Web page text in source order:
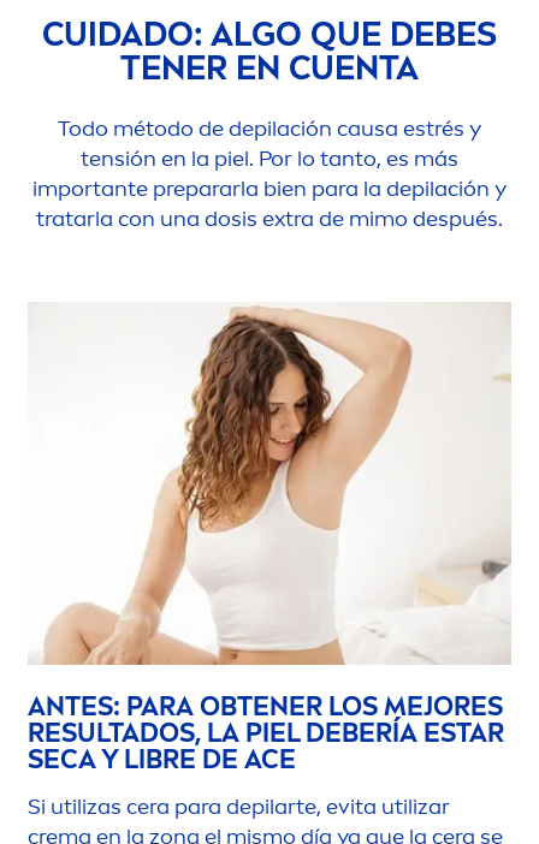
CUIDADO: ALGO QUE DEBES
TENER EN CUENTA
Todo método de depilación causa estrés y
tensión en la piel. Por lo tanto, es más
importante prepararla bien para la depilación y
tratarla con una dosis extra de mimo después.
ANTES: PARA OBTENER LOS MEJORES
RESULTADOS, LA PIEL DEBERÍA ESTAR
SECA Y LIBRE DE ACE
Si utilizas cera para depilarte, evita utilizar
crema en la zona el mismo día ya que la cera se